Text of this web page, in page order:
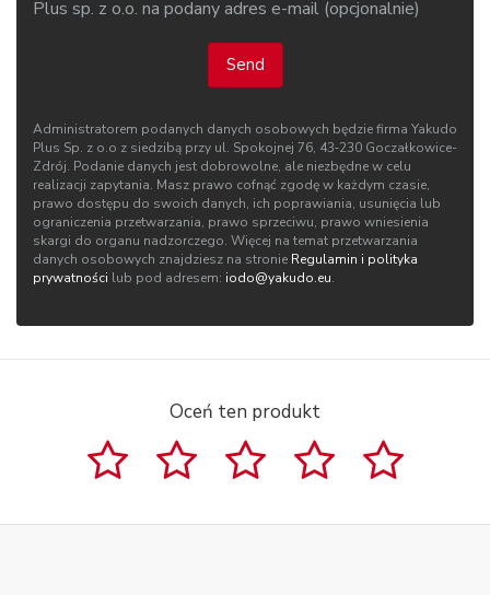
Plus sp. z o.o. na podany adres e-mail (opcjonalnie)
Send
Administratorem podanych danych osobowych będzie firma Yakudo
Plus Sp. z o.o z siedzibą przy ul. Spokojnej 76, 43‑230 Goczałkowice-
Zdrój. Podanie danych jest dobrowolne, ale niezbędne w celu
realizacji zapytania. Masz prawo cofnąć zgodę w każdym czasie,
prawo dostępu do swoich danych, ich poprawiania, usunięcia lub
ograniczenia przetwarzania, prawo sprzeciwu, prawo wniesienia
skargi do organu nadzorczego. Więcej na temat przetwarzania
danych osobowych znajdziesz na stronie Regulamin i polityka
prywatności lub pod adresem: iodo@yakudo.eu.
Oceń ten produkt